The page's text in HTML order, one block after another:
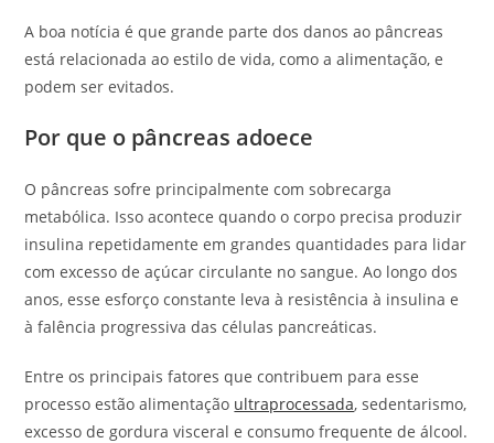
A boa notícia é que grande parte dos danos ao pâncreas
está relacionada ao estilo de vida, como a alimentação, e
podem ser evitados.
Por que o pâncreas adoece
O pâncreas sofre principalmente com sobrecarga
metabólica. Isso acontece quando o corpo precisa produzir
insulina repetidamente em grandes quantidades para lidar
com excesso de açúcar circulante no sangue. Ao longo dos
anos, esse esforço constante leva à resistência à insulina e
à falência progressiva das células pancreáticas.
Entre os principais fatores que contribuem para esse
processo estão alimentação ultraprocessada, sedentarismo,
excesso de gordura visceral e consumo frequente de álcool.